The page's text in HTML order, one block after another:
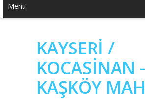
Menu
KAYSERİ /
KOCASİNAN -
KAŞKÖY MAH